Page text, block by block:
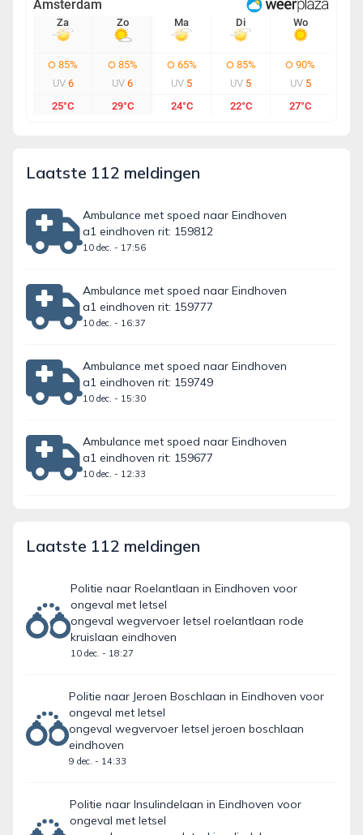
Laatste 112 meldingen
Ambulance met spoed naar Eindhoven
a1 eindhoven rit: 159812
10 dec. - 17:56
Ambulance met spoed naar Eindhoven
a1 eindhoven rit: 159777
10 dec. - 16:37
Ambulance met spoed naar Eindhoven
a1 eindhoven rit: 159749
10 dec. - 15:30
Ambulance met spoed naar Eindhoven
a1 eindhoven rit: 159677
10 dec. - 12:33
Laatste 112 meldingen
Politie naar Roelantlaan in Eindhoven voor
ongeval met letsel
ongeval wegvervoer letsel roelantlaan rode
kruislaan eindhoven
10 dec. - 18:27
Politie naar Jeroen Boschlaan in Eindhoven voor
ongeval met letsel
ongeval wegvervoer letsel jeroen boschlaan
eindhoven
9 dec. - 14:33
Politie naar Insulindelaan in Eindhoven voor
ongeval met letsel